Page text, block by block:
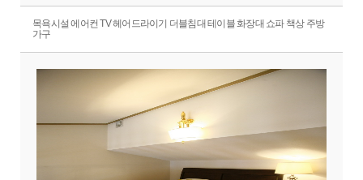
목욕시설 에어컨 TV 헤어드라이기 더블침대 테이블 화장대 쇼파 책상 주방
가구